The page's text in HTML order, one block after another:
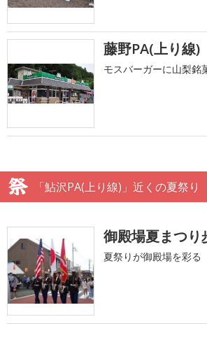
藤野PA(上り線)
モスバーガーに山梨銘
「鮎沢PA(上り線)」近くの夏祭り
御殿場夏まつり
夏祭りが御殿場を彩る